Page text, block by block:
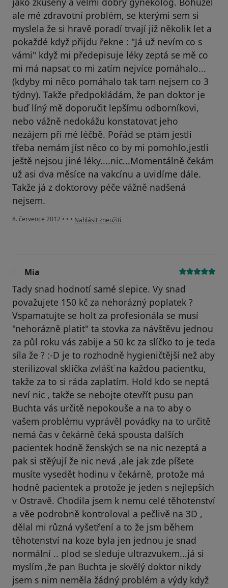
ale mé zdravotní problém, se kterými sem si
myslela že si hravě poradí trvají již několik let a
pokaždé když přijdu řekne : "Já už nevím co s
vámi" když mi předepisuje léky zeptá se mě co
mi má napsat co mi zatím nejvíce pomáhalo...
(kdyby mi něco pomáhalo tak tam nejsem co 3
týdny). Takže předpokládám, že pan doktor je
buď líný mě doporučit lepšímu odborníkovi,
nebo vážně nedokážu konstatovat jeho
nezájem při mé léčbě. Pořád se ptám jestli
třeba nemám jíst něco co by mi pomohlo,jestli
ještě nejsou jiné léky....nic...Momentálně čekám
už asi dva měsíce na vakcínu a uvidíme dále.
Takže já z doktorovy péče vážně nadšená
nejsem.
8. července 2012 • • • podle názoru uživatele Váš účet byl odstraněn
Nahlásit zneužití
Mia
Tady snad hodnotí samé slepice. Vy snad
považujete 150 kč za nehorázný poplatek ?
Vspamatujte se holt za profesionála se musí
"nehorázně platit" ta stovka za návštěvu jednou
za půl roku vás zabije a 50 kc za slíčko to je teda
síla že ? :-D je to rozhodně hygieničtější než aby
sterilizoval sklíčka zvlášť na každou pacientku,
takže za to si ráda zaplatím. Hold kdo se neptá
neví nic , takže se nebojte otevřít pusu pan
Buchta vás určitě nepokouše a na to aby o
vašem problému vyprávěl povádky na to určitě
nemá čas v čekárně čeká spousta dalších
pacientek hodně ženských se na nic nezeptá a
pak si stěýují že nic nevá ,ale jak zde píšete
musíte vysedět hodinu v čekárně, protože má
hodně pacientek a protože je jeden s nejlepších
v Ostravě. Chodila jsem k nemu celé těhotenství
a věe podrobně kontroloval a pečlivě na 3D ,
dělal mi různá vyšetření a to že jsm během
těhotenství na koze byla jen jednou je snad
normální .. plod se sleduje ultrazvukem...já si
myslím ,že pan Buchta je skvělý doktor nikdy
jsem s nim neměla žádný problém a výdy když